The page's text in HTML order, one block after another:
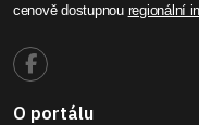
cenově dostupnou regionální
O portálu